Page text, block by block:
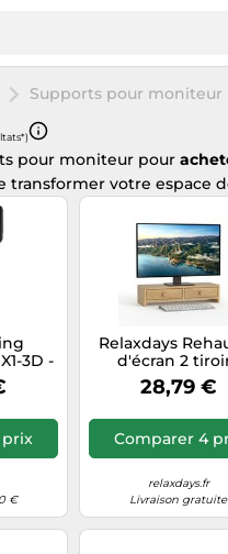
Supports pour moniteur
pour moniteur pour
transformer votre espace
3D -
43",
€
Relaxdays
d'écran 2
28,79 €
Comparer 4
relaxdays.fr
Livraison gratuite